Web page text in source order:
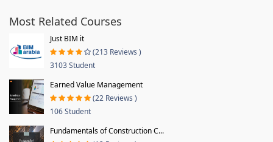
Most Related Courses
Just BIM it
(213 Reviews )
3103 Student
Earned Value Management
(22 Reviews )
106 Student
Fundamentals of Construction C...